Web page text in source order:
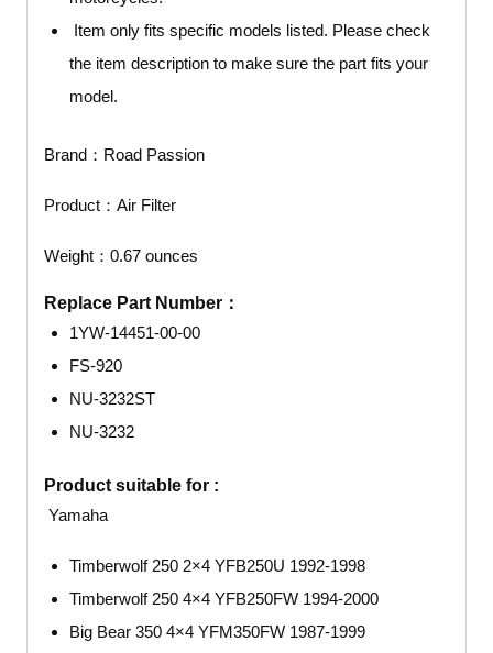
Item only fits specific models listed. Please check
the item description to make sure the part fits your
model.
Brand： Road Passion
Product： Air Filter
Weight： 0.67 ounces
Replace Part Number：
1YW-14451-00-00
FS-920
NU-3232ST
NU-3232
Product suitable for :
Yamaha
Timberwolf 250 2×4 YFB250U 1992-1998
Timberwolf 250 4×4 YFB250FW 1994-2000
Big Bear 350 4×4 YFM350FW 1987-1999